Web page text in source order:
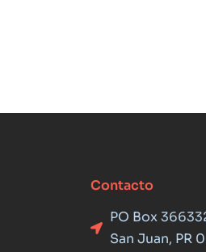
Contacto
PO Box
San Juan, PR